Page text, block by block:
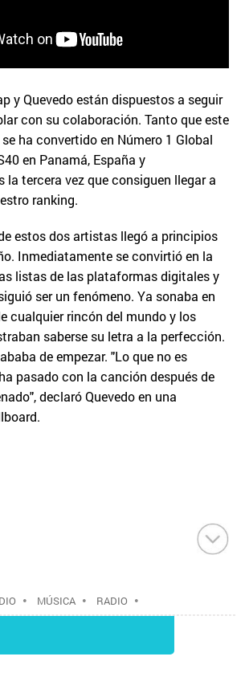
y Quevedo están dispuestos a seguir
con su colaboración. Tanto que este
ha convertido en Número 1 Global
en Panamá, España y
la tercera vez que consiguen llegar a
ranking.
estos dos artistas llegó a principios
Inmediatamente se convirtió en la
listas de las plataformas digitales y
ser un fenómeno. Ya sonaba en
cualquier rincón del mundo y los
saberse su letra a la perfección.
de empezar. "Lo que no es
pasado con la canción después de
declaró Quevedo en una
• MÚSICA • RADIO •
COMUNICACIÓN•MEDIOS